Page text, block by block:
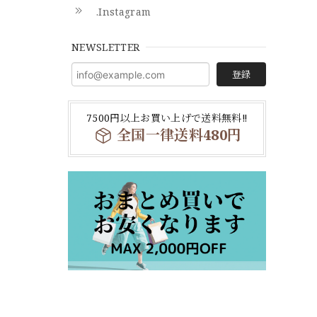
.Instagram
NEWSLETTER
登録
7500円以上お買い上げで送料無料‼
全国一律送料480円